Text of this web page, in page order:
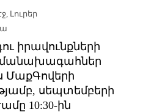
, Լուրեր
իրավունքների
ՄաքԳովերի
սեպտեմբերի
10:30-ին